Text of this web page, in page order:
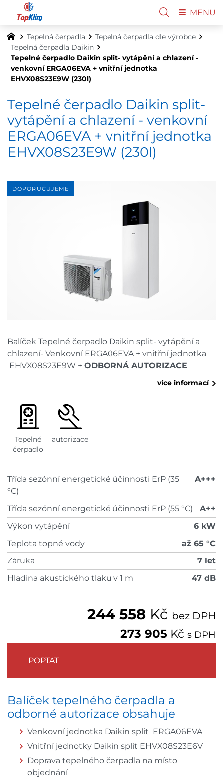
Tepelná čerpadla
Tepelná čerpadla dle výrobce
Tepelná čerpadla Daikin
Tepelné čerpadlo Daikin split- vytápění a chlazení -
venkovní ERGA06EVA + vnitřní jednotka
EHVX08S23E9W (230l)
Tepelné čerpadlo Daikin split-
vytápění a chlazení - venkovní
ERGA06EVA + vnitřní jednotka
EHVX08S23E9W (230l)
DOPORUČUJEME
Tepelné
čerpadlo
autorizace
Balíček Tepelné čerpadlo Daikin split- vytápění a
chlazení- Venkovní ERGA06EVA + vnitřní jednotka
EHVX08S23E9W + ODBORNÁ AUTORIZACE
více informací
244 558 Kč bez DPH
273 905 Kč s DPH
POPTAT
Třída sezónní energetické účinnosti ErP (35
°C)
A+++
Třída sezónní energetické účinnosti ErP (55 °C)
A++
Výkon vytápění
6 kW
Teplota topné vody
až 65 °C
Záruka
7 let
Hladina akustického tlaku v 1 m
47 dB
Balíček tepelného čerpadla a
odborné autorizace obsahuje
Venkovní jednotka Daikin split ERGA06EVA
Vnitřní jednotky Daikin split EHVX08S23E6V
Doprava tepelného čerpadla na místo
objednání
MENU